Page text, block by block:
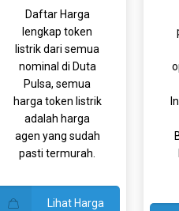
Daftar Harga
lengkap token
listrik dari semua
nominal di Duta
Pulsa, semua
harga token listrik
adalah harga
agen yang sudah
pasti termurah.
Lihat Harga